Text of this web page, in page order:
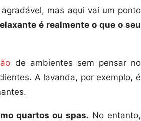
mas aqui vai um ponto
é realmente o que o seu
de ambientes sem pensar no
A lavanda, por exemplo, é
quartos ou spas. No entanto,